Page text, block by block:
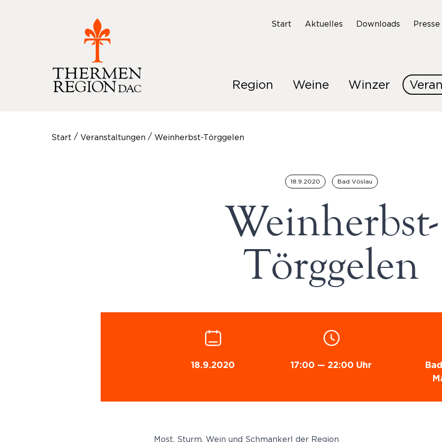
Start Aktuelles Downloads Presse
Region Weine Winzer
Start / Veranstaltungen / Weinherbst-Törggelen
18.9.2020 Bad Vöslau
Weinherbst-
Törggelen
18.9.2020 17:00 — 22:00 Uhr
Most, Sturm, Wein und Schmankerl der Region